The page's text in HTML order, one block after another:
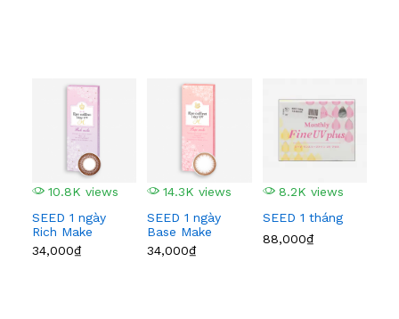
10.8K views
SEED 1 ngày
Rich Make
34,000₫
14.3K views
SEED 1 ngày
Base Make
34,000₫
8.2K views
SEED 1 tháng
88,000₫